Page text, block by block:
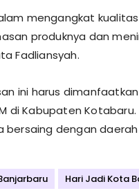
mengangkat
produknya dan
Fadliansyah.
ini harus
di Kabupaten
bersaing dengan
Hari Jadi Kota